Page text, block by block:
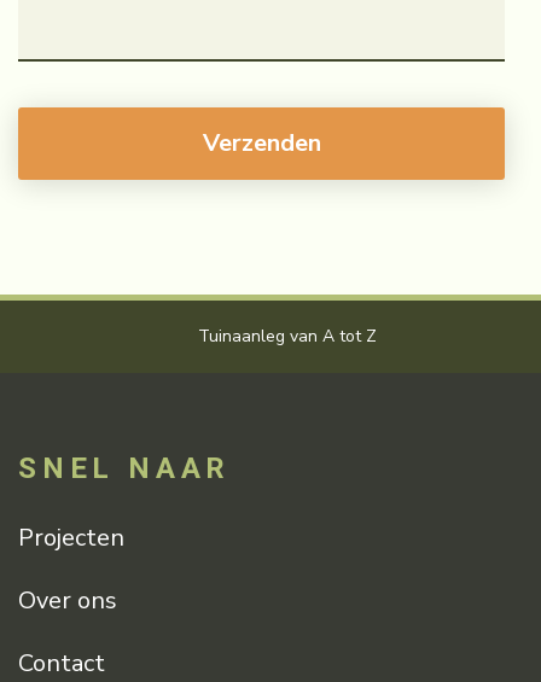
Tuinaanleg van A tot Z
SNEL NAAR
Projecten
Over ons
Contact